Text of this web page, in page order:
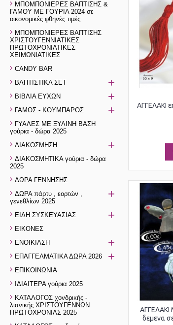
ΜΠΟΜΠΟΝΙΕΡΕΣ ΒΑΠΤΙΣΗΣ &
ΓΑΜΟΥ ΜΕ ΓΟΥΡΙΑ 2024 σε
οικονομικές φθηνές τιμές
ΜΠΟΜΠΟΝΙΕΡΕΣ ΒΑΠΤΙΣΗΣ
ΧΡΙΣΤΟΥΓΕΝΝΙΑΤΙΚΕΣ
ΠΡΩΤΟΧΡΟΝΙΑΤΙΚΕΣ
ΧΕΙΜΩΝΙΑΤΙΚΕΣ
CANDY BAR
ΒΑΠΤΙΣΤΙΚΑ ΣΕΤ
+
ΒΙΒΛΙΑ ΕΥΧΩΝ +
ΓΑΜΟΣ - ΚΟΥΜΠΑΡΟΣ +
ΓΥΑΛΕΣ ΜΕ ΞΥΛΙΝΗ ΒΑΣΗ
γούρια - δώρα 2025
ΔΙΑΚΟΣΜΗΣΗ
+
ΔΙΑΚΟΣΜΗΤΙΚΑ γούρια - δώρα
2025
ΔΩΡΑ ΓΕΝΝΗΣΗΣ
ΔΩΡΑ πάρτυ , εορτών ,
γενεθλίων 2025
+
ΕΙΔΗ ΣΥΣΚΕΥΑΣΙΑΣ +
ΕΙΚΟΝΕΣ
ΕΝΟΙΚΙΑΣΗ
+
ΕΠΑΓΓΕΛΜΑΤΙΚΑ ΔΩΡΑ 2026 +
ΕΠΙΚΟΙΝΩΝΙΑ
ΙΔΙΑΙΤΕΡΑ γούρια 2025
ΚΑΤΑΛΟΓΟΣ χονδρικής -
λιανικής ΧΡΙΣΤΟΥΓΕΝΝΩΝ
ΠΡΩΤΟΧΡΟΝΙΑΣ 2025
ΑΓΓΕΛΑΚI
δεμενα